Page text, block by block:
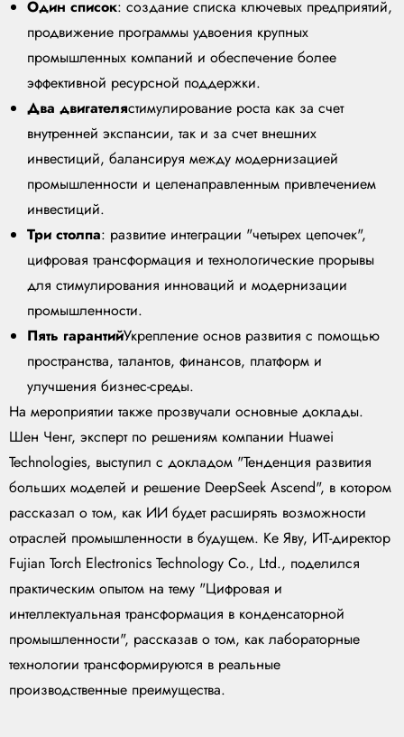
Один список: создание списка ключевых предприятий,
продвижение программы удвоения крупных
промышленных компаний и обеспечение более
эффективной ресурсной поддержки.
Два двигателястимулирование роста как за счет
внутренней экспансии, так и за счет внешних
инвестиций, балансируя между модернизацией
промышленности и целенаправленным привлечением
инвестиций.
Три столпа: развитие интеграции "четырех цепочек",
цифровая трансформация и технологические прорывы
для стимулирования инноваций и модернизации
промышленности.
Пять гарантийУкрепление основ развития с помощью
пространства, талантов, финансов, платформ и
улучшения бизнес-среды.
На мероприятии также прозвучали основные доклады.
Шен Ченг, эксперт по решениям компании Huawei
Technologies, выступил с докладом "Тенденция развития
больших моделей и решение DeepSeek Ascend", в котором
рассказал о том, как ИИ будет расширять возможности
отраслей промышленности в будущем. Ке Яву, ИТ-директор
Fujian Torch Electronics Technology Co., Ltd., поделился
практическим опытом на тему "Цифровая и
интеллектуальная трансформация в конденсаторной
промышленности", рассказав о том, как лабораторные
технологии трансформируются в реальные
производственные преимущества.